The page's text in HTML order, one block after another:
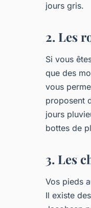
jours gris.
2. Les
Si vous
que des
vous
proposent
jours
bottes de
3. Les
Vos pieds
Il existe